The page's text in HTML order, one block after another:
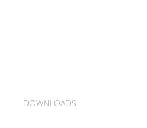
DOWNLOADS